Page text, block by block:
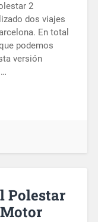
2
dos viajes
En total
podemos
versión
Polestar